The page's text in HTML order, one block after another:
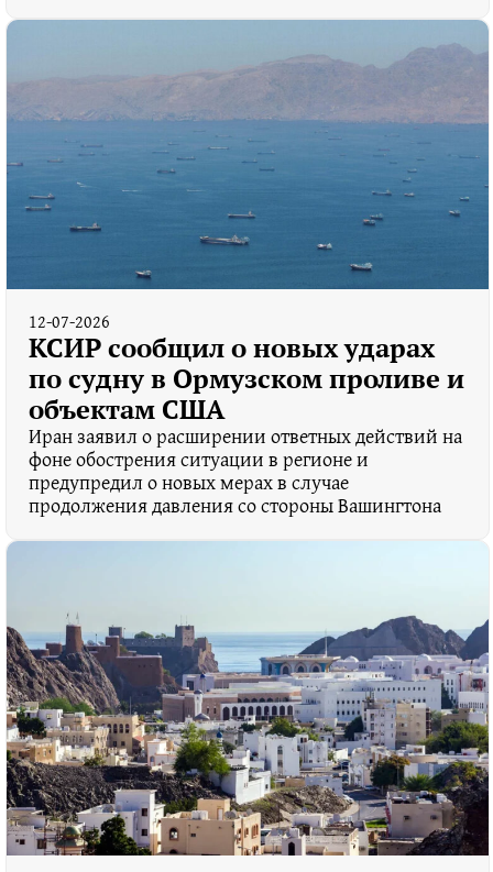
12-07-2026
КСИР сообщил о новых ударах
по судну в Ормузском проливе и
объектам США
Иран заявил о расширении ответных действий на
фоне обострения ситуации в регионе и
предупредил о новых мерах в случае
продолжения давления со стороны Вашингтона